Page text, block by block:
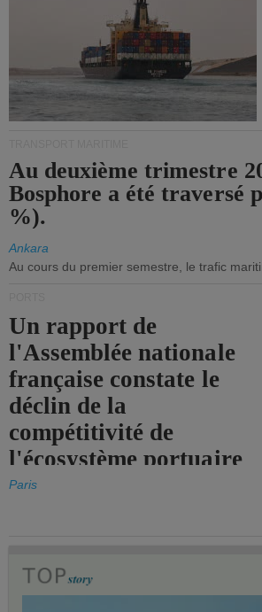
Au deuxième trimestre
Bosphore a été traversé
%).
Ankara
Au cours du premier semestre, le trafic
Un rapport de
l'Assemblée nationale
française constate le
déclin de la
compétitivité de
l'écosystème portuaire
de l'État.
Paris